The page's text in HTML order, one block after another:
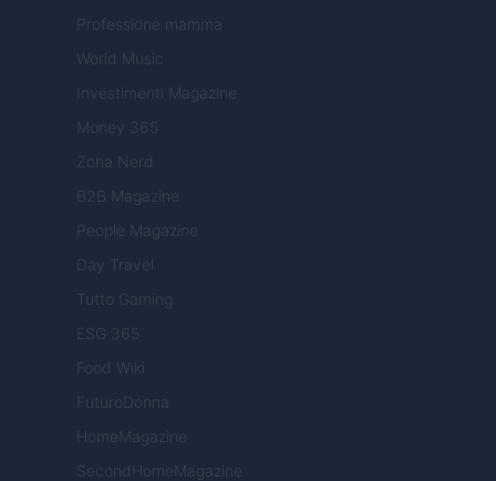
Professione mamma
World Music
Investimenti Magazine
Money 365
Zona Nerd
B2B Magazine
People Magazine
Day Travel
Tutto Gaming
ESG 365
Food Wiki
FuturoDonna
HomeMagazine
SecondHomeMagazine